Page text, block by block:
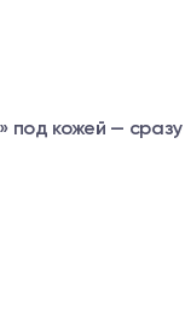
кожей — сразу